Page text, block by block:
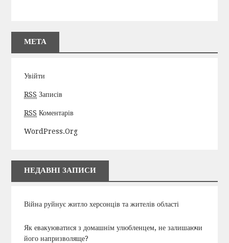
МЕТА
Увійти
RSS Записів
RSS Коментарів
WordPress.org
НЕДАВНІ ЗАПИСИ
Війна руйнує житло херсонців та жителів області
Як евакуюватися з домашнім улюбленцем, не залишаючи
його напризволяще?